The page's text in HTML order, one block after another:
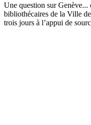
Une question sur Genève...
bibliothécaires de la Ville
trois jours à l’appui de